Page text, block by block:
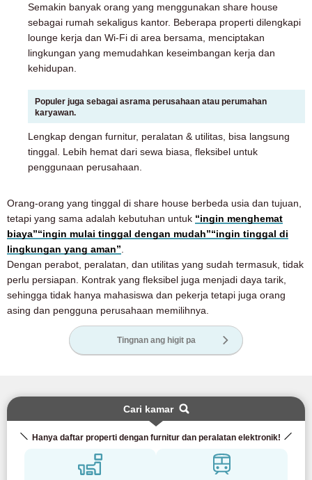
Semakin banyak orang yang menggunakan share house
sebagai rumah sekaligus kantor. Beberapa properti dilengkapi
lounge kerja dan Wi-Fi di area bersama, menciptakan
lingkungan yang memudahkan keseimbangan kerja dan
kehidupan.
Populer juga sebagai asrama perusahaan atau perumahan
karyawan.
Lengkap dengan furnitur, peralatan & utilitas, bisa langsung
tinggal. Lebih hemat dari sewa biasa, fleksibel untuk
penggunaan perusahaan.
Orang-orang yang tinggal di share house berbeda usia dan tujuan,
tetapi yang sama adalah kebutuhan untuk “ingin menghemat
biaya”“ingin mulai tinggal dengan mudah”“ingin tinggal di
lingkungan yang aman”
Dengan perabot, peralatan, dan utilitas yang sudah termasuk, tidak
perlu persiapan. Kontrak yang fleksibel juga menjadi daya tarik,
sehingga tidak hanya mahasiswa dan pekerja tetapi juga orang
asing dan pengguna perusahaan memilihnya.
Tingnan ang higit pa
Cari kamar
Hanya daftar properti dengan furnitur dan peralatan elektronik!